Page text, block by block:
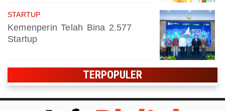
STARTUP
Kemenperin Telah Bina 2.577
Startup
TERPOPULER